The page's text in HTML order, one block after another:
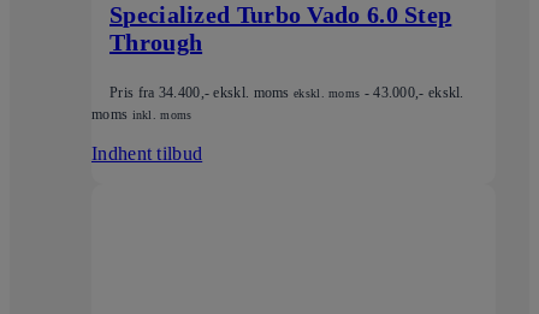
Specialized Turbo Vado 6.0 Step
Through
Pris fra 34.400,- ekskl. moms ekskl. moms -43.000,- ekskl.
moms inkl. moms
Indhent tilbud